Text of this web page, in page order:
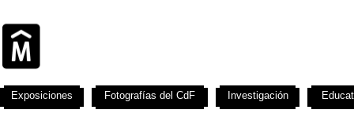
Exposiciones Fotografías del CdF Investigación